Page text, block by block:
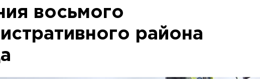
восьмого
района